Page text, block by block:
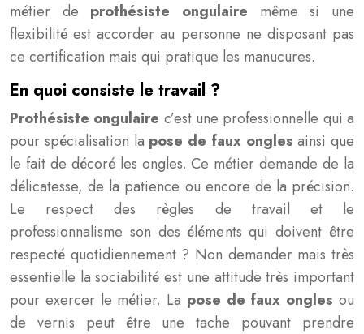
métier de prothésiste ongulaire même si une
flexibilité est accorder au personne ne disposant pas
ce certification mais qui pratique les manucures.
En quoi consiste le travail ?
Prothésiste ongulaire c’est une professionnelle qui a
pour spécialisation la pose de faux ongles ainsi que
le fait de décoré les ongles. Ce métier demande de la
délicatesse, de la patience ou encore de la précision.
Le respect des règles de travail et le
professionnalisme son des éléments qui doivent être
respecté quotidiennement ? Non demander mais très
essentielle la sociabilité est une attitude très important
pour exercer le métier. La pose de faux onglesou
de vernis peut être une tache pouvant prendre